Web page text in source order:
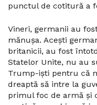
punctul de cotitură a
Vineri, germanii au
mănușa. Acești
britanicii, au fost
Statelor Unite, nu au
Trump-iști pentru că
dreaptă să intre la
primul foc de armă și